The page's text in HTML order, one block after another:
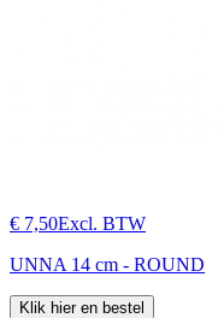
€ 7,50Excl. BTW
UNNA 14 cm - ROUND
Klik hier en bestel